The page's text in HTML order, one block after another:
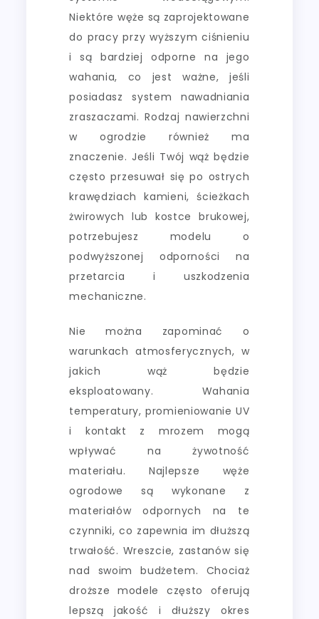
Niektóre węże są zaprojektowane
do pracy przy wyższym ciśnieniu
i są bardziej odporne na jego
wahania, co jest ważne, jeśli
posiadasz system nawadniania
zraszaczami. Rodzaj nawierzchni
w ogrodzie również ma
znaczenie. Jeśli Twój wąż będzie
często przesuwał się po ostrych
krawędziach kamieni, ścieżkach
żwirowych lub kostce brukowej,
potrzebujesz modelu o
podwyższonej odporności na
przetarcia i uszkodzenia
mechaniczne.
Nie można zapominać o
warunkach atmosferycznych, w
jakich wąż będzie
eksploatowany. Wahania
temperatury, promieniowanie UV
i kontakt z mrozem mogą
wpływać na żywotność
materiału. Najlepsze węże
ogrodowe są wykonane z
materiałów odpornych na te
czynniki, co zapewnia im dłuższą
trwałość. Wreszcie, zastanów się
nad swoim budżetem. Chociaż
droższe modele często oferują
lepszą jakość i dłuższy okres